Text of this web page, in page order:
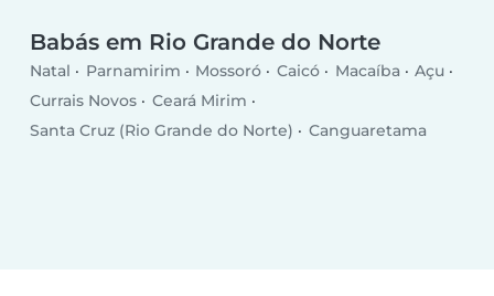
Babás em Rio Grande do Norte
Natal Parnamirim Mossoró Caicó Macaíba
Açu
Currais Novos
Ceará Mirim
Santa Cruz (Rio Grande do Norte)
Canguaretama